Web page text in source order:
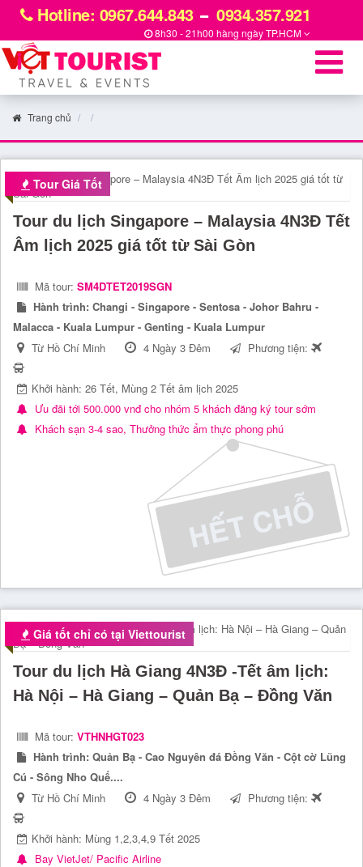
Hotline: 0967.644.843 0934.357.921
8h30 - 21h00 hàng ngàyTP.HCM
Trang chủ
Tour Giá Tốt
Tour du lịch Singapore – Malaysia 4N3Đ Tết
Âm lịch 2025 giá tốt từ Sài Gòn
Mã tour: SM4DTET2019SGN
Hành trình: Changi - Singapore - Sentosa - Johor Bahru -
Malacca - Kuala Lumpur - Genting - Kuala Lumpur
Từ Hồ Chí Minh
4 Ngày 3 Đêm Phương tiện:
Khởi hành: 26 Tết, Mùng 2 Tết âm lịch 2025
Ưu đãi tới 500.000 vnđ cho nhóm 5 khách đăng ký tour sớm
Khách sạn 3-4 sao, Thưởng thức ẩm thực phong phú
Giá tốt chỉ có tại Viettourist
Tour du lịch Hà Giang 4N3Đ -Tết âm lịch:
Hà Nội – Hà Giang – Quản Bạ – Đồng Văn
Mã tour: VTHNHGT023
Hành trình: Quản Bạ - Cao Nguyên đá Đồng Văn - Cột cờ Lũng
Cú - Sông Nho Quế....
Từ Hồ Chí Minh
4 Ngày 3 Đêm Phương tiện:
Khởi hành: Mùng 1,2,3,4,9 Tết 2025
Bay VietJet/ Pacific Airline